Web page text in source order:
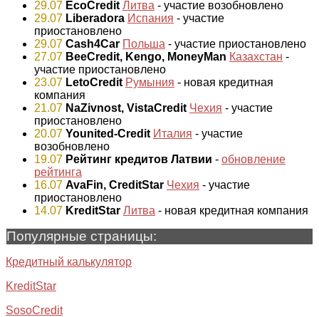
29.07 EcoCredit Литва - участие возобновлено
29.07 Liberadora Испания - участие
приостановлено
29.07 Cash4Car Польша - участие приостановлено
27.07 BeeCredit, Kengo, MoneyMan Казахстан -
участие приостановлено
23.07 LetoCredit Румыния - новая кредитная
компания
21.07 NaZivnost, VistaCredit Чехия - участие
приостановлено
20.07 Younited-Credit Италия - участие
возобновлено
19.07 Рейтинг кредитов Латвии - обновление
рейтинга
16.07 AvaFin, CreditStar Чехия - участие
приостановлено
14.07 KreditStar Литва - новая кредитная компания
Популярные страницы:
Кредитный калькулятор
KreditStar
SosoCredit